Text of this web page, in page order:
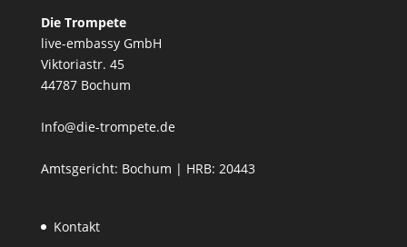
Die Trompete
live-embassy GmbH
Viktoriastr. 45
44787 Bochum
Info@die-trompete.de
Amtsgericht: Bochum | HRB: 20443
Kontakt